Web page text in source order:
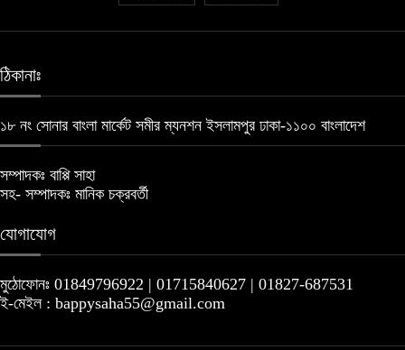
ঠিকানাঃ
১৮ নং সোনার বাংলা মার্কেট সমীর ম্যনশন ইসলামপুর ঢাকা-১১০০ বাংলাদেশ
সম্পাদকঃ বাপ্পি সাহা
সহ- সম্পাদকঃ মানিক চক্রবর্তী
যোগাযোগ
মুঠোফোনঃ 01849796922 | 01715840627 | 01827-687531
ই-মেইল : bappysaha55@gmail.com